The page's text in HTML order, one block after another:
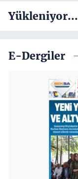
Yükleniyor...
E-Dergiler